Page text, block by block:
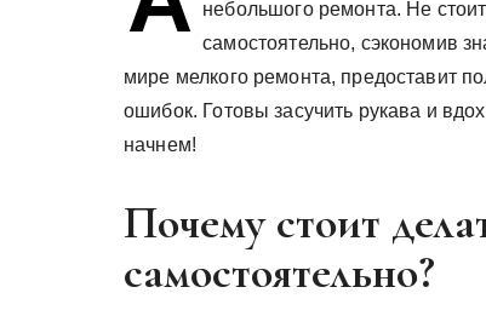
небольшого ремонта. Не
самостоятельно, сэкономив
мире мелкого ремонта, предоставит
ошибок. Готовы засучить рукава и
начнем!
Почему стоит
самостоятельно?